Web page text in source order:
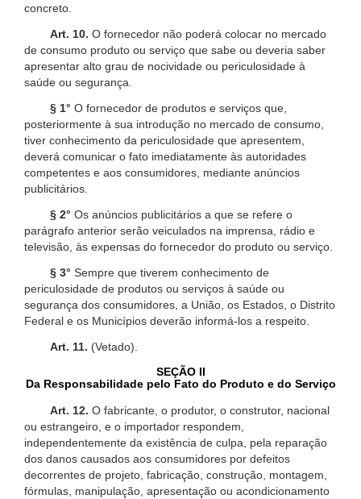
concreto.
Art. 10. O fornecedor não poderá colocar no mercado
de consumo produto ou serviço que sabe ou deveria saber
apresentar alto grau de nocividade ou periculosidade à
saúde ou segurança.
§ 1° O fornecedor de produtos e serviços que,
posteriormente à sua introdução no mercado de consumo,
tiver conhecimento da periculosidade que apresentem,
deverá comunicar o fato imediatamente às autoridades
competentes e aos consumidores, mediante anúncios
publicitários.
§ 2° Os anúncios publicitários a que se refere o
parágrafo anterior serão veiculados na imprensa, rádio e
televisão, às expensas do fornecedor do produto ou serviço.
§ 3° Sempre que tiverem conhecimento de
periculosidade de produtos ou serviços à saúde ou
segurança dos consumidores, a União, os Estados, o Distrito
Federal e os Municípios deverão informá-los a respeito.
Art. 11. (Vetado).
SEÇÃO II
Da Responsabilidade pelo Fato do Produto e do Serviço
Art. 12. O fabricante, o produtor, o construtor, nacional
ou estrangeiro, e o importador respondem,
independentemente da existência de culpa, pela reparação
dos danos causados aos consumidores por defeitos
decorrentes de projeto, fabricação, construção, montagem,
fórmulas, manipulação, apresentação ou acondicionamento